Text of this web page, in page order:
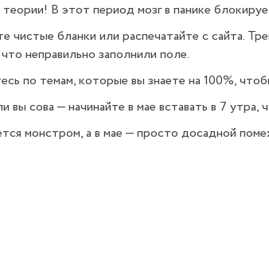
В этот период мозг в панике
чистые бланки или распечатайте с сайта.
неправильно заполнили поле.
по темам, которые вы знаете на 100%,
сова — начинайте в мае вставать в 7
монстром, а в мае — просто досадной